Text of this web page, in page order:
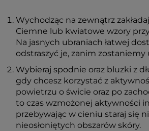
Wychodząc na zewnątrz
Ciemne lub kwiatowe wzory
Na jasnych ubraniach łatwej
odstraszyć je, zanim zostaniemy
Wybieraj spodnie oraz bluzki z
gdy chcesz korzystać z
powietrzu o świcie oraz po
to czas wzmożonej aktywności
przebywając w cieniu staraj się
nieosłoniętych obszarów skóry.